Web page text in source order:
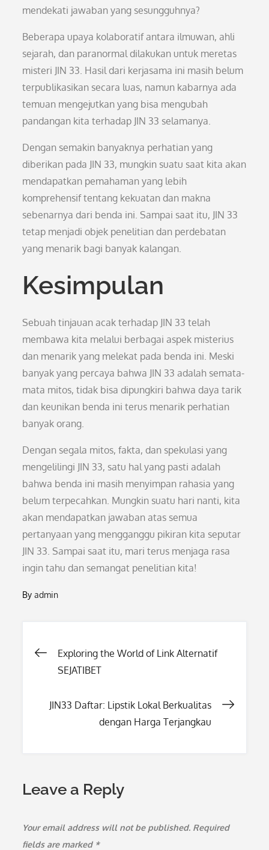
mendekati jawaban yang sesungguhnya?
Beberapa upaya kolaboratif antara ilmuwan, ahli
sejarah, dan paranormal dilakukan untuk meretas
misteri JIN 33. Hasil dari kerjasama ini masih belum
terpublikasikan secara luas, namun kabarnya ada
temuan mengejutkan yang bisa mengubah
pandangan kita terhadap JIN 33 selamanya.
Dengan semakin banyaknya perhatian yang
diberikan pada JIN 33, mungkin suatu saat kita akan
mendapatkan pemahaman yang lebih
komprehensif tentang kekuatan dan makna
sebenarnya dari benda ini. Sampai saat itu, JIN 33
tetap menjadi objek penelitian dan perdebatan
yang menarik bagi banyak kalangan.
Kesimpulan
Sebuah tinjauan acak terhadap JIN 33 telah
membawa kita melalui berbagai aspek misterius
dan menarik yang melekat pada benda ini. Meski
banyak yang percaya bahwa JIN 33 adalah semata-
mata mitos, tidak bisa dipungkiri bahwa daya tarik
dan keunikan benda ini terus menarik perhatian
banyak orang.
Dengan segala mitos, fakta, dan spekulasi yang
mengelilingi JIN 33, satu hal yang pasti adalah
bahwa benda ini masih menyimpan rahasia yang
belum terpecahkan. Mungkin suatu hari nanti, kita
akan mendapatkan jawaban atas semua
pertanyaan yang mengganggu pikiran kita seputar
JIN 33. Sampai saat itu, mari terus menjaga rasa
ingin tahu dan semangat penelitian kita!
Byadmin
Post
Exploring the World of Link Alternatif
SEJATIBET
JIN33 Daftar: Lipstik Lokal Berkualitas
dengan Harga Terjangkau
Leave a Reply
Your email address will not be published. Required
fields are marked *